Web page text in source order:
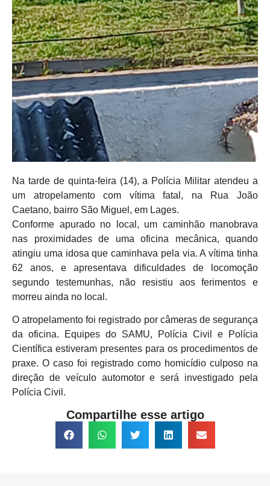
Na tarde de quinta-feira (14), a Polícia Militar atendeu a
um atropelamento com vítima fatal, na Rua João
Caetano, bairro São Miguel, em Lages.
Conforme apurado no local, um caminhão manobrava
nas proximidades de uma oficina mecânica, quando
atingiu uma idosa que caminhava pela via. A vítima tinha
62 anos, e apresentava dificuldades de locomoção
segundo testemunhas, não resistiu aos ferimentos e
morreu ainda no local.
O atropelamento foi registrado por câmeras de segurança
da oficina. Equipes do SAMU, Polícia Civil e Polícia
Científica estiveram presentes para os procedimentos de
praxe. O caso foi registrado como homicídio culposo na
direção de veículo automotor e será investigado pela
Polícia Civil.
Compartilhe esse artigo